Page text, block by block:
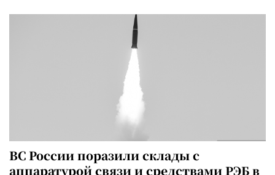
ВС России поразили склады с
аппаратурой связи и средствами РЭБ в